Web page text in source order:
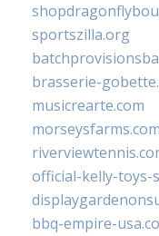
sportszilla.org
brasserie-
musicrearte.com
morseysfarms.com
official-kelly-toys-
bbq-empire-